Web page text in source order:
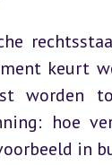
keurt
worden
hoe
in